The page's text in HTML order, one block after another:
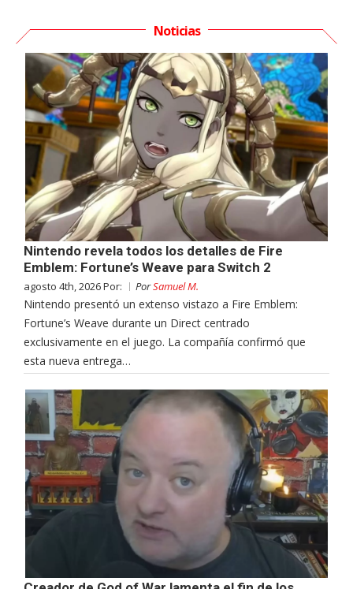
Noticias
Nintendo revela todos los detalles de Fire
Emblem: Fortune’s Weave para Switch 2
agosto 4th, 2026 Por: PorSamuel M.
Nintendo presentó un extenso vistazo a Fire Emblem:
Fortune’s Weave durante un Direct centrado
exclusivamente en el juego. La compañía confirmó que
esta nueva entrega…